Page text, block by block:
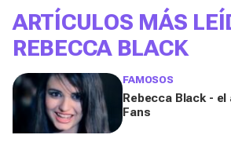
ARTÍCULOS MÁS
REBECCA BLACK
FAMOSOS
Rebecca Black - el álbum del Club de
Fans